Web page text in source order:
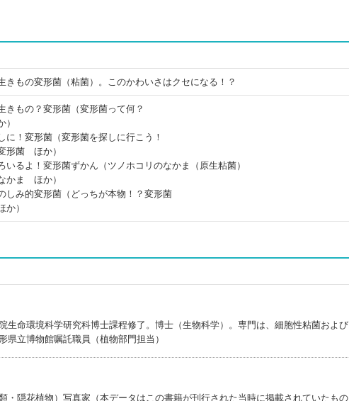
きもの変形菌（粘菌）。このかわいさはクセになる！？
もの？変形菌（変形菌って何？
！変形菌（変形菌を探しに行こう！
形菌 ほか）
るよ！変形菌ずかん（ツノホコリのなかま（原生粘菌）
かま ほか）
み的変形菌（どっちが本物！？変形菌
）
生命環境科学研究科博士課程修了。博士（生物科学）。専門は、細胞性粘菌および
立博物館嘱託職員（植物部門担当）
・隠花植物）写真家（本データはこの書籍が刊行された当時に掲載されていたもの